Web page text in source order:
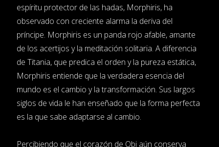
espíritu protector de las hadas, Morphiris, ha
observado con creciente alarma la deriva del
príncipe. Morphiris es un panda rojo afable, amante
de los acertijos y la meditación solitaria. A diferencia
de Titania, que predica el orden y la pureza estática,
Morphiris entiende que la verdadera esencia del
mundo es el cambio y la transformación. Sus largos
siglos de vida le han enseñado que la forma perfecta
es la que sabe adaptarse al cambio.
Percibiendo que el corazón de Obi aún conserva